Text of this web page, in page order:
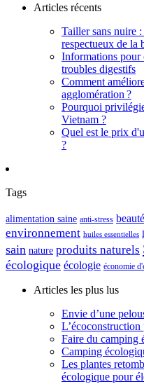
Articles récents
Tailler sans nuire
respectueux de la
Informations pour
troubles digestifs
Comment
agglomération ?
Pourquoi
Vietnam ?
Quel est le prix
?
Tags
alimentation saine anti-stress beauté
environnement huiles essentielles
sain nature produits naturels
écologique écologie économie
Articles les plus lus
Envie d’une
Faire du camping
Camping
Les plantes
écologique pour